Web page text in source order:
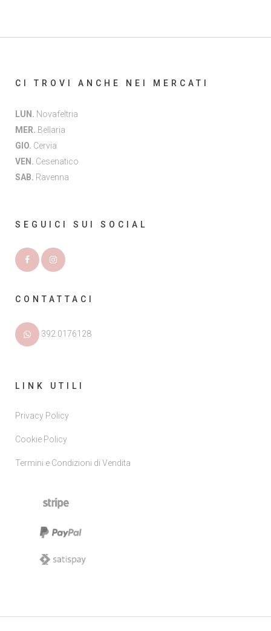
CI TROVI ANCHE NEI MERCATI
LUN. Novafeltria
MER. Bellaria
GIO. Cervia
VEN. Cesenatico
SAB. Ravenna
SEGUICI SUI SOCIAL
CONTATTACI
392.0176128
LINK UTILI
Privacy Policy
Cookie Policy
Termini e Condizioni di Vendita